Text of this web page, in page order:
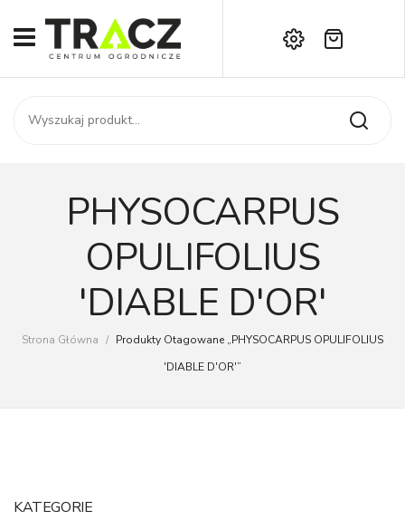
START
SKLEP
AKTUALNOŚCI
Kontakt
Brak produktów w koszyku.
PHYSOCARPUS
OPULIFOLIUS
'DIABLE D'OR'
Strona Główna / Produkty Otagowane „PHYSOCARPUS OPULIFOLIUS
'DIABLE D'OR'”
KATEGORIE